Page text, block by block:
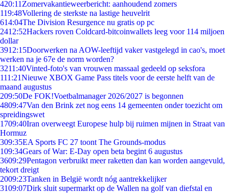
420:11 Zomervakantieweerbericht: aanhoudend zomers
119:48Vollering de sterkste na lastige heuvelrit
614:04The Division Resurgence nu gratis op pc
2412:52Hackers roven Coldcard-bitcoinwallets leeg voor 114 miljoen
dollar
3912:15Doorwerken na AOW-leeftijd vaker vastgelegd in cao's, moet
werken na je 67e de norm worden?
3211:40Vinted-foto's van vrouwen massaal gedeeld op seksfora
111:21Nieuwe XBOX Game Pass titels voor de eerste helft van de
maand augustus
209:50De FOK!Voetbalmanager 2026/2027 is begonnen
4809:47Van den Brink zet nog eens 14 gemeenten onder toezicht om
spreidingswet
1709:40Iran overweegt Europese hulp bij ruimen mijnen in Straat van
Hormuz
309:35EA Sports FC 27 toont The Grounds-modus
109:34Gears of War: E-Day open beta begint 6 augustus
3609:29Pentagon verbruikt meer raketten dan kan worden aangevuld,
tekort dreigt
2009:23Tanken in België wordt nóg aantrekkelijker
3109:07Dirk sluit supermarkt op de Wallen na golf van diefstal en